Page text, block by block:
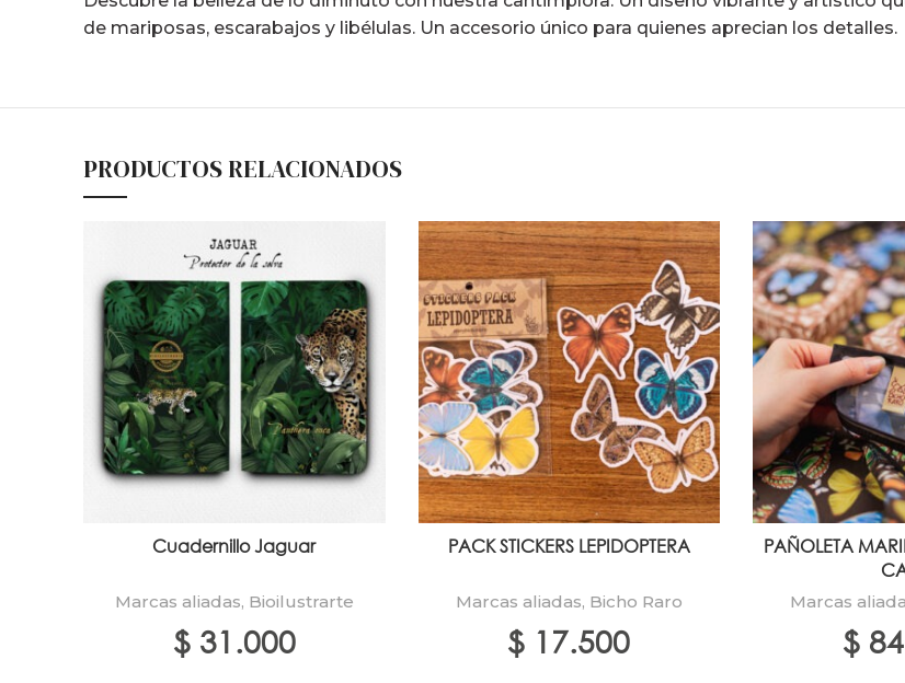
de mariposas, escarabajos y libélulas. Un accesorio único para quienes aprecian los detalles.
PRODUCTOS RELACIONADOS
Cuadernillo Jaguar
Marcas aliadas, Bioilustrarte
$31.000
PACK STICKERS LEPIDOPTERA
Marcas aliadas, Bicho Raro
$ 17.500
PAÑOLETA
Marcas
$